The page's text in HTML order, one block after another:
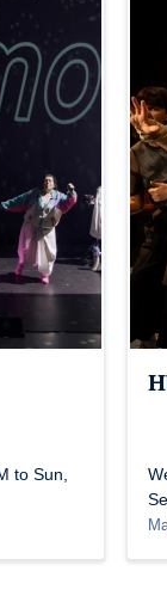
to Sun,